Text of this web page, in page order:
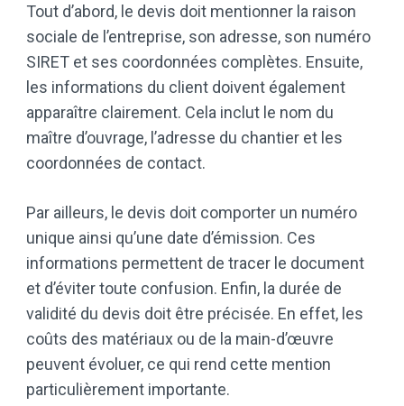
Tout d’abord, le devis doit mentionner la raison
sociale de l’entreprise, son adresse, son numéro
SIRET et ses coordonnées complètes. Ensuite,
les informations du client doivent également
apparaître clairement. Cela inclut le nom du
maître d’ouvrage, l’adresse du chantier et les
coordonnées de contact.
Par ailleurs, le devis doit comporter un numéro
unique ainsi qu’une date d’émission. Ces
informations permettent de tracer le document
et d’éviter toute confusion. Enfin, la durée de
validité du devis doit être précisée. En effet, les
coûts des matériaux ou de la main-d’œuvre
peuvent évoluer, ce qui rend cette mention
particulièrement importante.